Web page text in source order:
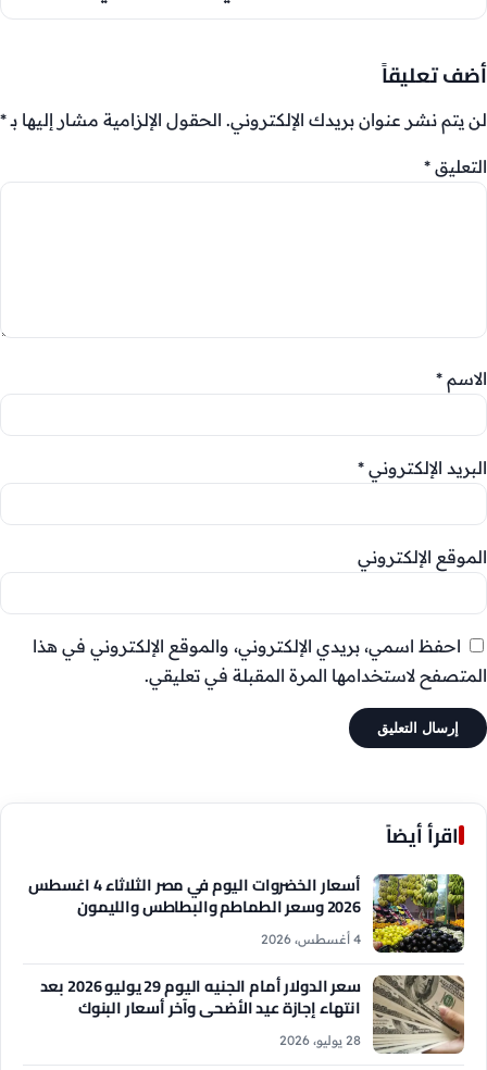
أضف تعليقاً
لن يتم نشر عنوان بريدك الإلكتروني. الحقول الإلزامية مشار إليها بـ*
التعليق *
الاسم *
البريد الإلكتروني *
الموقع الإلكتروني
احفظ اسمي، بريدي الإلكتروني، والموقع الإلكتروني في هذا
المتصفح لاستخدامها المرة المقبلة في تعليقي.
اقرأ أيضاً
أسعار الخضروات اليوم في مصر الثلاثاء 4 اغسطس
2026 وسعر الطماطم والبطاطس والليمون
4 أغسطس، 2026
سعر الدولار أمام الجنيه اليوم 29 يوليو 2026 بعد
انتهاء إجازة عيد الأضحى وآخر أسعار البنوك
28 يوليو، 2026